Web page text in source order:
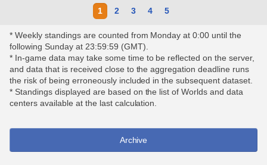
1 2 3 4 5
* Weekly standings are counted from Monday at 0:00 until the
following Sunday at 23:59:59 (GMT).
* In-game data may take some time to be reflected on the server,
and data that is received close to the aggregation deadline runs
the risk of being erroneously included in the subsequent dataset.
* Standings displayed are based on the list of Worlds and data
centers available at the last calculation.
Archive